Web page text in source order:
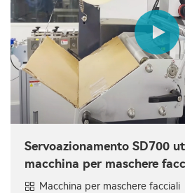
Servoazionamento SD700
macchina per maschere
Macchina per maschere facciali